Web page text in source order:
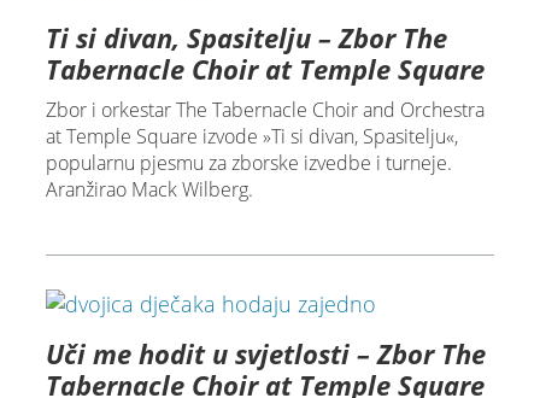
Ti si divan, Spasitelju – Zbor The
Tabernacle Choir at Temple Square
Zbor i orkestar The Tabernacle Choir and Orchestra
at Temple Square izvode »Ti si divan, Spasitelju«,
popularnu pjesmu za zborske izvedbe i turneje.
Aranžirao Mack Wilberg.
Uči me hodit u svjetlosti – Zbor The
Tabernacle Choir at Temple Square